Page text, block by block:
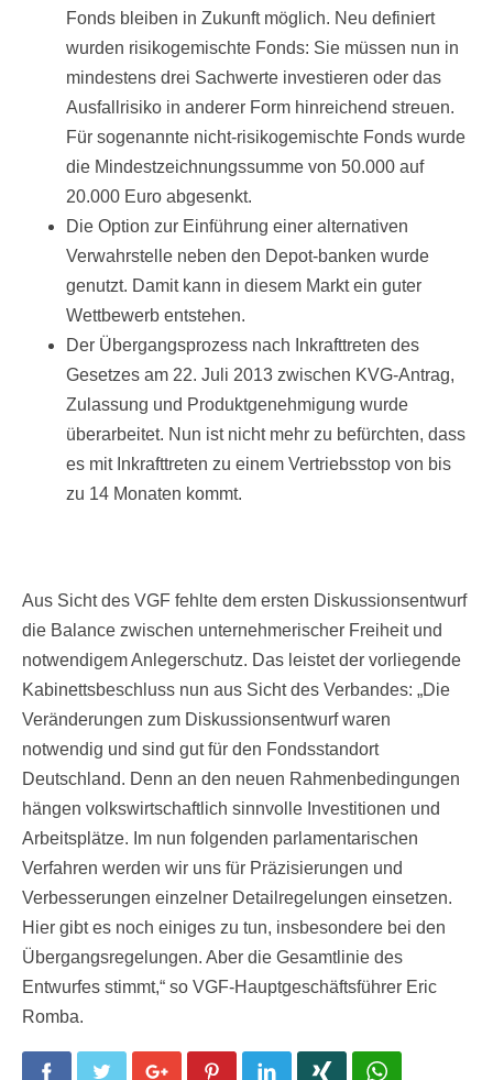
Fonds bleiben in Zukunft möglich. Neu definiert
wurden risikogemischte Fonds: Sie müssen nun in
mindestens drei Sachwerte investieren oder das
Ausfallrisiko in anderer Form hinreichend streuen.
Für sogenannte nicht-risikogemischte Fonds wurde
die Mindestzeichnungssumme von 50.000 auf
20.000 Euro abgesenkt.
Die Option zur Einführung einer alternativen
Verwahrstelle neben den Depot-banken wurde
genutzt. Damit kann in diesem Markt ein guter
Wettbewerb entstehen.
Der Übergangsprozess nach Inkrafttreten des
Gesetzes am 22. Juli 2013 zwischen KVG-Antrag,
Zulassung und Produktgenehmigung wurde
überarbeitet. Nun ist nicht mehr zu befürchten, dass
es mit Inkrafttreten zu einem Vertriebsstop von bis
zu 14 Monaten kommt.
Aus Sicht des VGF fehlte dem ersten Diskussionsentwurf
die Balance zwischen unternehmerischer Freiheit und
notwendigem Anlegerschutz. Das leistet der vorliegende
Kabinettsbeschluss nun aus Sicht des Verbandes: „Die
Veränderungen zum Diskussionsentwurf waren
notwendig und sind gut für den Fondsstandort
Deutschland. Denn an den neuen Rahmenbedingungen
hängen volkswirtschaftlich sinnvolle Investitionen und
Arbeitsplätze. Im nun folgenden parlamentarischen
Verfahren werden wir uns für Präzisierungen und
Verbesserungen einzelner Detailregelungen einsetzen.
Hier gibt es noch einiges zu tun, insbesondere bei den
Übergangsregelungen. Aber die Gesamtlinie des
Entwurfes stimmt,“ so VGF-Hauptgeschäftsführer Eric
Romba.
Facebook Twitter Google+ Pinterest LinkedIn